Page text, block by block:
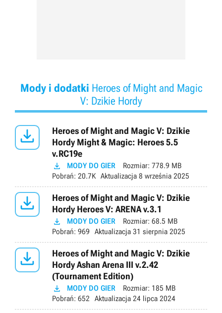
Mody i dodatki Heroes of Might and Magic
V: Dzikie Hordy

Heroes of Might and Magic V: Dzikie
Hordy Might & Magic: Heroes 5.5
v.RC19e
 MODY DO GIER Rozmiar: 778.9 MB
Pobrań: 20.7K Aktualizacja 8 września 2025

Heroes of Might and Magic V: Dzikie
Hordy Heroes V: ARENA v.3.1
 MODY DO GIER Rozmiar: 68.5 MB
Pobrań: 969 Aktualizacja 31 sierpnia 2025

Heroes of Might and Magic V: Dzikie
Hordy Ashan Arena III v.2.42
(Tournament Edition)
 MODY DO GIER Rozmiar: 185 MB
Pobrań: 652 Aktualizacja 24 lipca 2024